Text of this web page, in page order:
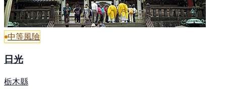
中等風險
日光
栃木縣